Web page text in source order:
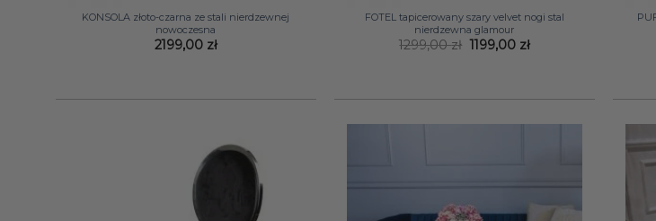
KONSOLA złoto-czarna ze stali nierdzewnej
nowoczesna
2199,00 zł
FOTEL tapicerowany szary velvet nogi stal
nierdzewna glamour
1299,00zł Pierwotna
cena
1199,00 złAktualna